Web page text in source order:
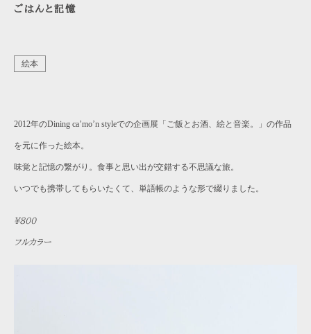
ごはんと記憶
絵本
2012年のDining ca’mo’n styleでの企画展「ご飯とお酒、絵と音楽。」の作品
を元に作った絵本。
味覚と記憶の繋がり。食事と思い出が交錯する不思議な旅。
いつでも携帯してもらいたくて、単語帳のような形で綴りました。
¥800
フルカラー